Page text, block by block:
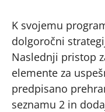
K svojemu
dolgoročni
Naslednji pristop
elemente za
predpisano
seznamu 2 in